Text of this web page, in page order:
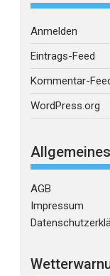
Anmelden
Eintrags-Feed
Kommentar-
WordPress.org
Allgemeines
AGB
Impressum